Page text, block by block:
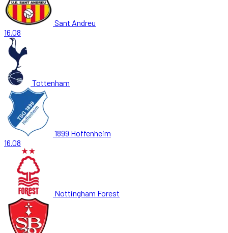
Sant Andreu
16.08
Tottenham
1899 Hoffenheim
16.08
Nottingham Forest